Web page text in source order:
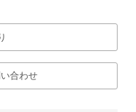
合わせ